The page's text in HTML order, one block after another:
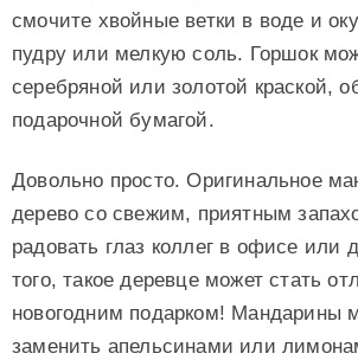
смочите хвойные ветки в воде и
пудру или мелкую соль. Горшок
серебряной или золотой краской,
подарочной бумагой.
Довольно просто. Оригинальное
дерево со свежим, приятным
радовать глаз коллег в офисе
того, такое деревце может стать
новогодним подарком! Мандарины
заменить апельсинами или